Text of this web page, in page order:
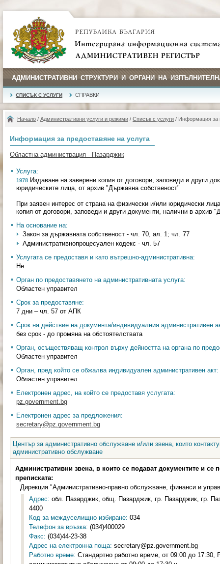
АДМИНИСТРАТИВНИ СТРУКТУРИ И ОРГАНИ НА
СПИСЪК С УСЛУГИ СПРАВКИ
Начало / Административни услуги и режими / Списък с услуги / Информация за
Информация за предоставяне на услуга
Областна администрация - Пазарджик
Услуга:
1978 Издаване на заверени копия от договори, заповеди и други
юридическите лица, от архив "Държавна собственост"
При заявен интерес от страна на физически и/или юридически
копия от договори, заповеди и други документи, налични в архив
На основание на:
Закон за държавната собственост - чл. 70, ал. 1; чл. 77
Административнопроцесуален кодекс - чл. 57
Услугата се предоставя и като вътрешно-административна:
Не
Орган по предоставянето на административната услуга:
Областен управител
Срок за предоставяне:
7 дни – чл. 57 от АПК
Срок на действие на документа/индивидуалния административен
без срок - до промяна на обстоятелствата
Орган, осъществяващ контрол върху дейността на органа по
Областен управител
Орган, пред който се обжалва индивидуален административен акт:
Областен управител
Електронен адрес, на който се предоставя услугата:
pz.government.bg
Електронен адрес за предложения:
secretary@pz.government.bg
Център за административно обслужване и/или звена, които
административно обслужване
Административни звена, в които се подават документите и се
преписката:
Дирекция "Административно-правно обслужване, финанси и
Адрес: обл. Пазарджик, общ. Пазарджик, гр. Пазарджик, гр.
4400
Код за междуселищно избиране: 034
Телефон за връзка: (034)400029
Факс: (034)44-23-38
Адрес на електронна поща: secretary@pz.government.bg
Работно време: Стандартно работно време, от 09:00 до 17:30,